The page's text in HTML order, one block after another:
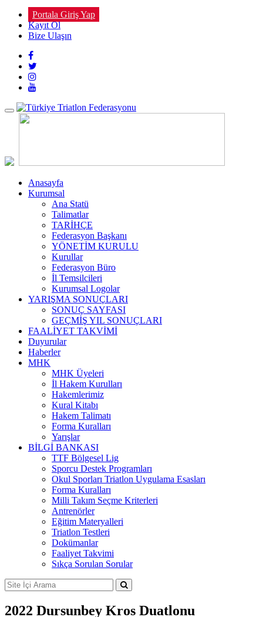
Portala Giriş Yap
Kayıt Ol
Bize Ulaşın
Toggle
navigation
Anasayfa
Kurumsal
Ana Statü
Talimatlar
TARİHÇE
Federasyon Başkanı
YÖNETİM KURULU
Kurullar
Federasyon Büro
İl Temsilcileri
Kurumsal Logolar
YARIŞMA SONUÇLARI
SONUÇ SAYFASI
GEÇMİŞ YIL SONUÇLARI
FAALİYET TAKVİMİ
Duyurular
Haberler
MHK
MHK Üyeleri
İl Hakem Kurulları
Hakemlerimiz
Kural Kitabı
Hakem Talimatı
Forma Kuralları
Yarışlar
BİLGİ BANKASI
TTF Bölgesel Lig
Sporcu Destek Programları
Okul Sporları Triatlon Uygulama Esasları
Forma Kuralları
Milli Takım Seçme Kriterleri
Antrenörler
Eğitim Materyalleri
Triatlon Testleri
Dokümanlar
Faaliyet Takvimi
Sıkça Sorulan Sorular
2022 Dursunbey Kros Duatlonu